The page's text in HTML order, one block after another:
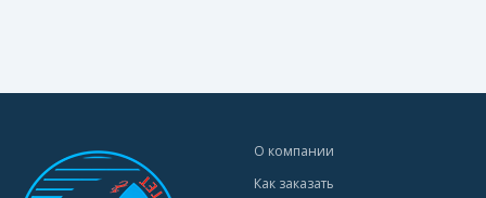
О компании
Как заказать